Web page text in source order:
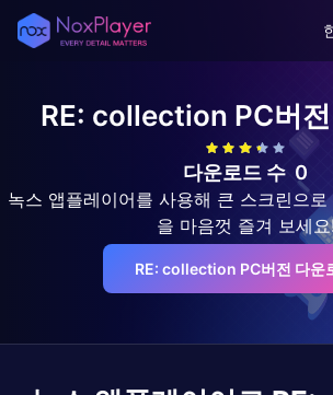
RE: collection PC버
다운로드 수 0
녹스 앱플레이어를 사용해 큰 스크린으
을 마음껏 즐겨 보세
RE: collection PC버전 다운